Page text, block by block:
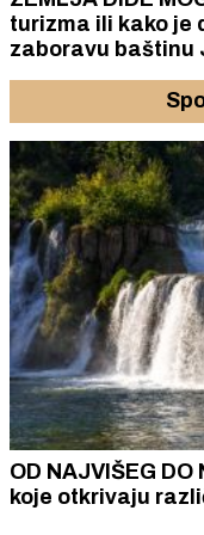
turizma ili kako je don Stipe Perkov oteo
zaboravu baštinu
OD NAJVIŠEG
koje otkrivaju